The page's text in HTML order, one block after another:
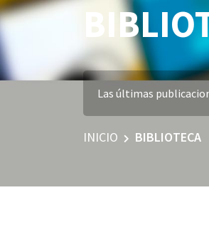
Las últimas
INICIO BIBLIOTECA